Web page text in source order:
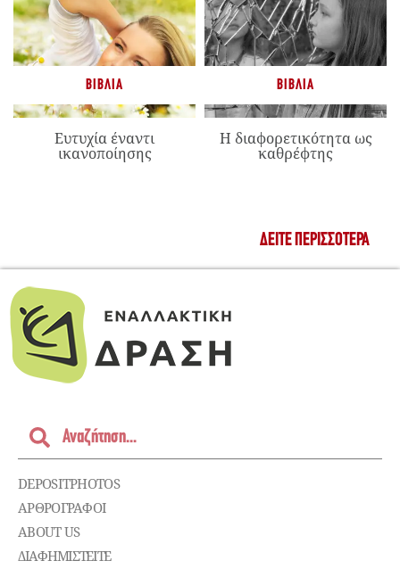
ΒΙΒΛΊΑ
Ευτυχία έναντι
ικανοποίησης
ΒΙΒΛΊΑ
Η διαφορετικότητα ως
καθρέφτης
ΔΕΊΤΕ ΠΕΡΙΣΣΌΤΕΡΑ
DEPOSITPHOTOS
ΑΡΘΡΟΓΡΑΦΟΙ
ABOUT US
ΔΙΑΦΗΜΙΣΤΕΊΤΕ